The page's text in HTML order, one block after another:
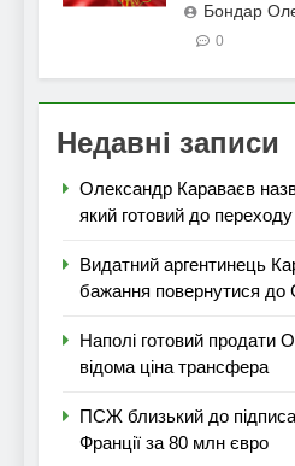
Бондар
0
Недавні записи
Олександр Караваєв
який готовий до
Видатний аргентинець
бажання повернутися до
Наполі готовий продати
відома ціна трансфера
ПСЖ близький до
Франції за 80 млн євро